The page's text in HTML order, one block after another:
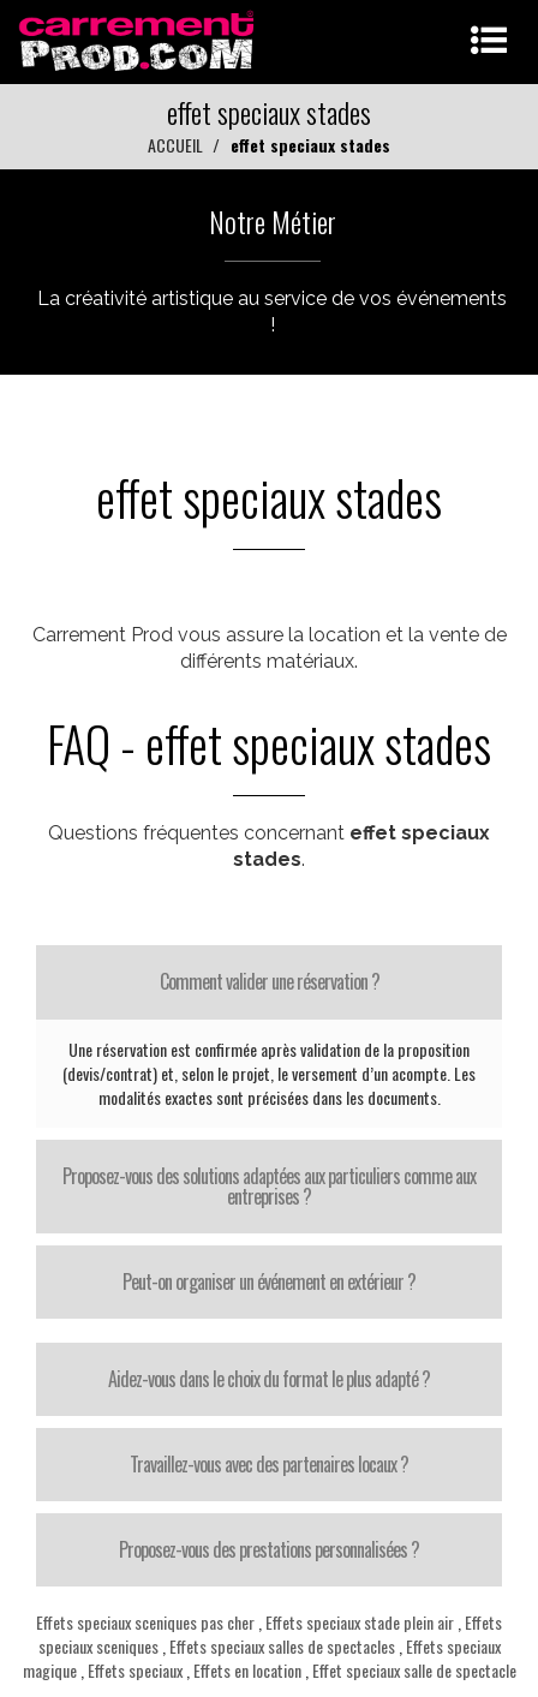
effet speciaux stades
ACCUEIL effet speciaux stades
Notre Métier
La créativité artistique au service de vos événements
!
effet speciaux stades
Carrement Prod vous assure la location et la vente de
différents matériaux.
FAQ - effet speciaux stades
Questions fréquentes concernant effet speciaux
stades.
Comment valider une réservation ?
Une réservation est confirmée après validation de la proposition
(devis/contrat) et, selon le projet, le versement d’un acompte. Les
modalités exactes sont précisées dans les documents.
Proposez-vous des solutions adaptées aux particuliers comme aux
entreprises ?
Peut-on organiser un événement en extérieur ?
Aidez-vous dans le choix du format le plus adapté ?
Travaillez-vous avec des partenaires locaux ?
Proposez-vous des prestations personnalisées ?
Effets speciaux sceniques pas cher Effets speciaux stade plein air Effets
speciaux sceniques, Effets speciaux salles de spectacles, Effets speciaux
magique, Effets speciaux, Effets en location, Effet speciaux salle de spectacle